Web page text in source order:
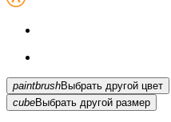
paintbrush
Выбрать другой цвет
cubeВыбрать другой размер